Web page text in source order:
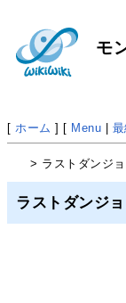
モ
[ ホーム ] [ Menu |
> ラストダンジ
ラストダンジ